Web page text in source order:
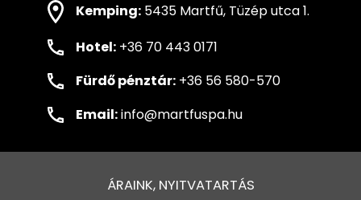
Kemping: 5435 Martfű, Tüzép utca 1.
Hotel: +36 70 443 0171
Fürdő pénztár: +36 56 580-570
Email:info@martfuspa.hu
ÁRAINK, NYITVATARTÁS